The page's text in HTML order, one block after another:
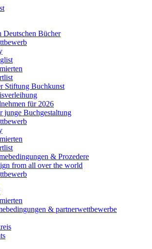
Deutschen Bücher
Stiftung Buchkunst
für 2026
junge Buchgestaltung
& Prozedere
from all over the world
& partnerwettbewerbe